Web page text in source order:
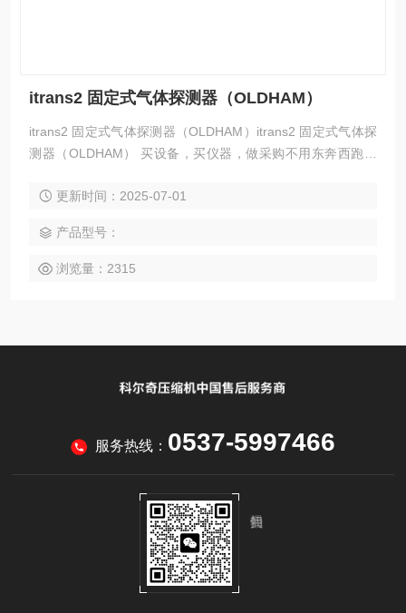
itrans2 固定式气体探测器（OLDHAM）
itrans2 固定式气体探测器（OLDHAM）itrans2 固定式气体探
测器（OLDHAM） 买设备，买仪器，做采购不用东奔西跑，
的产品，.。 itrans2 固定式气体探测器（OLDHAM） 产品图
光报警灯后效果图 通气 测试检查探头性能 选型步骤： 1. 确认
现场气体种
更新时间：2025-07-01
产品型号：
浏览量：2315
服务热线： 0537-5997466